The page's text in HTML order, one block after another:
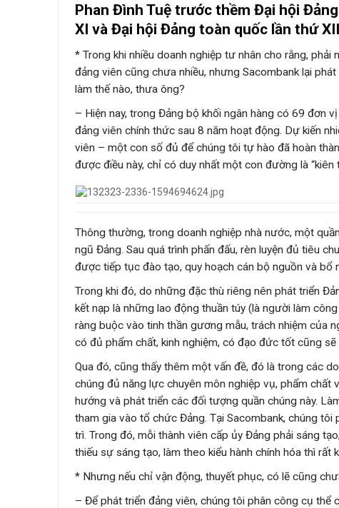
Phan Đình Tuệ trước thềm Đại hội
XI và Đại hội Đảng toàn quốc lần thứ
* Trong khi nhiều doanh nghiệp tư nhân cho rằng,
đảng viên cũng chưa nhiều, nhưng Sacombank lại
làm thế nào, thưa ông?
– Hiện nay, trong Đảng bộ khối ngân hàng có 69 đơn
đảng viên chính thức sau 8 năm hoạt động. Dự kiến
viên – một con số đủ để chúng tôi tự hào đã hoàn
được điều này, chỉ có duy nhất một con đường là “kiên
Thông thường, trong doanh nghiệp nhà nước, một
ngũ Đảng. Sau quá trình phấn đấu, rèn luyện đủ tiêu
được tiếp tục đào tạo, quy hoạch cán bộ nguồn và bổ
Trong khi đó, do những đặc thù riêng nên phát triển
kết nạp là những lao động thuần túy (là người làm
ràng buộc vào tinh thần gương mẫu, trách nhiệm của
có đủ phẩm chất, kinh nghiệm, có đạo đức tốt cũng
Qua đó, cũng thấy thêm một vấn đề, đó là trong các
chúng đủ năng lực chuyên môn nghiệp vụ, phẩm
hướng và phát triển các đối tượng quần chúng này.
tham gia vào tổ chức Đảng. Tại Sacombank, chúng
trì. Trong đó, mỗi thành viên cấp ủy Đảng phải sáng
thiếu sự sáng tạo, làm theo kiểu hành chính hóa thì rất
* Nhưng nếu chỉ vận động, thuyết phục, có lẽ cũng
– Để phát triển đảng viên, chúng tôi phân công cụ thể